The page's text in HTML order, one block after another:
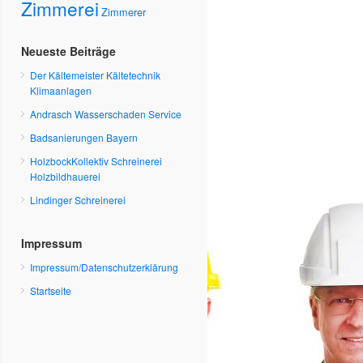
Zimmerei Zimmerer
Neueste Beiträge
Der Kältemeister Kältetechnik
Klimaanlagen
Andrasch Wasserschaden Service
Badsanierungen Bayern
HolzbockKollektiv Schreinerei
Holzbildhauerei
Lindinger Schreinerei
Impressum
Impressum/Datenschutzerklärung
Startseite